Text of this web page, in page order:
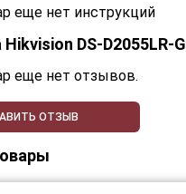
еще нет инструкций
Hikvision DS-D2055LR-G
еще нет отзывов.
ОТЗЫВ